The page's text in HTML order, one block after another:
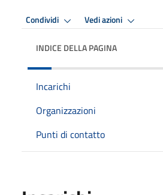
Condividi Vedi azioni
INDICE DELLA PAGINA
Incarichi
Organizzazioni
Punti di contatto